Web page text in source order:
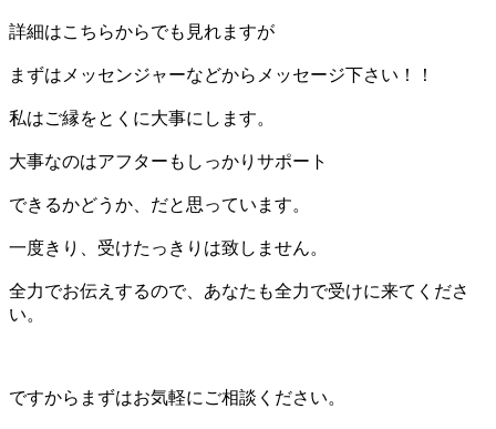
詳細はこちらからでも見れますが
まずはメッセンジャーなどからメッセージ下さい！！
私はご縁をとくに大事にします。
大事なのはアフターもしっかりサポート
できるかどうか、だと思っています。
一度きり、受けたっきりは致しません。
全力でお伝えするので、あなたも全力で受けに来てくださ
い。
ですからまずはお気軽にご相談ください。